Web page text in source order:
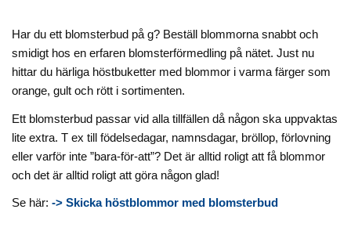
Har du ett blomsterbud på g? Beställ blommorna snabbt och
smidigt hos en erfaren blomsterförmedling på nätet. Just nu
hittar du härliga höstbuketter med blommor i varma färger som
orange, gult och rött i sortimenten.
Ett blomsterbud passar vid alla tillfällen då någon ska uppvaktas
lite extra. T ex till födelsedagar, namnsdagar, bröllop, förlovning
eller varför inte ”bara-för-att”? Det är alltid roligt att få blommor
och det är alltid roligt att göra någon glad!
Se här:-> Skicka höstblommor med blomsterbud